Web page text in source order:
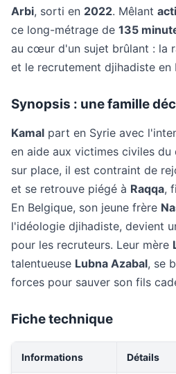
Arbi, sorti en 2022. Mêlant
ce long-métrage de 135
au cœur d'un sujet brûlant : la
et le recrutement djihadiste en
Synopsis : une famille
Kamal part en Syrie avec
en aide aux victimes civiles
sur place, il est contraint de
et se retrouve piégé à Raqqa,
En Belgique, son jeune frère
l'idéologie djihadiste, devient
pour les recruteurs. Leur mère
talentueuse Lubna Azabal, se
forces pour sauver son fils
Fiche technique
Informations Détails